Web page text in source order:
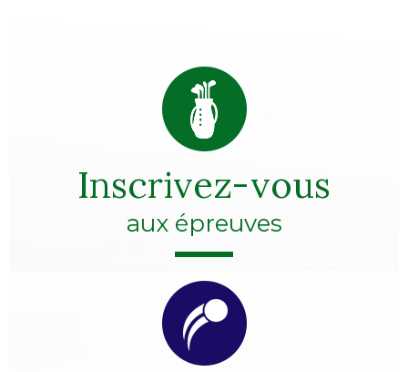
Inscrivez-vous
aux épreuves